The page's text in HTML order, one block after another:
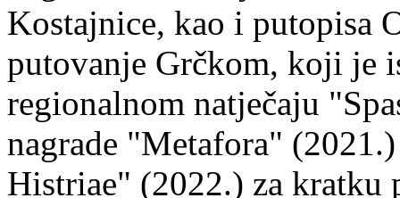
Kostajnice, kao i putopisa
putovanje Grčkom, koji je
regionalnom natječaju
nagrade "Metafora"
Histriae" (2022.) za kratku